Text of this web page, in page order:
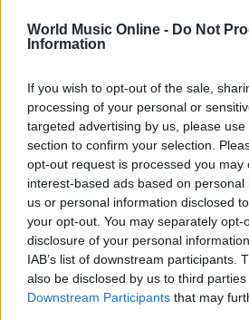
World Music Online - Do Not
Information
If you wish to opt-out of the sale,
processing of your personal or
targeted advertising by us, please
section to confirm your selection.
opt-out request is processed you may
interest-based ads based on
us or personal information disclosed
your opt-out. You may separately opt-
disclosure of your personal
IAB’s list of downstream participants.
also be disclosed by us to third
Downstream Participants that may